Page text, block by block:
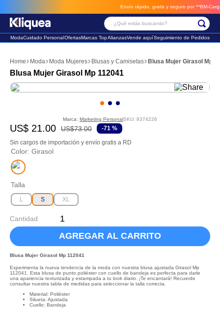
Envío rápido, gratis y seguro por **BM-Cargo**
¿Qué estás buscando?
ModaCuidado PersonalOfertasMarcas TopAlianzasVende aquíSeguimiento de Pedidos
Moda Moda Mujeres Blusas y Camisetas Blusa Mujer Girasol Mp
Blusa Mujer Girasol Mp 112041
Marca: Marketing PersonalSKU: 8374226
US$ 21.00 US$73.00 -71 %
Sin cargos de importación y envío gratis a RD
Color: Girasol
Talla
L S XL
Cantidad
AGREGAR AL CARRITO
Blusa Mujer Girasol Mp 112041
Experimenta la nueva tendencia de la moda con nuestra blusa ajustada Girasol Mp
112041. Esta blusa de punto poliéster con cuello de bandeja es perfecta para darle
una apariencia texturizada y estampada a tu look diario. ¡Te encantará! Recuerde
consultar nuestra tabla de medidas para seleccionar la talla correcta.
Material: Poliéster
Silueta: Ajustada
Cuello: Bandeja
2. sandalia